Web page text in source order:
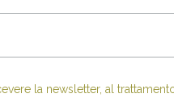
la newsletter, al